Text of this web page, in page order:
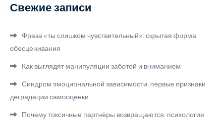
Свежие записи
Фраза «ты слишком чувствительный»: скрытая форма
обесценивания
Как выглядят манипуляции заботой и вниманием
Синдром эмоциональной зависимости: первые признаки
деградации самооценки
Почему токсичные партнёры возвращаются: психология